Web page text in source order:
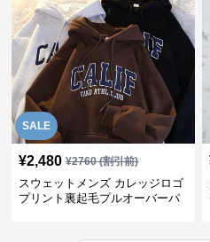
SALE
¥2,480 ¥2760(割引前)
スウェットメンズ カレッジロゴ
プリント裏起毛プルオーバーパ